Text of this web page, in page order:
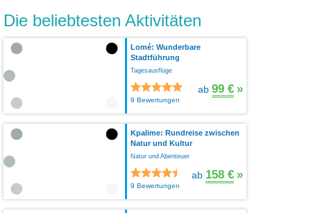
Die beliebtesten Aktivitäten
Lomé: Wunderbare
Stadtführung
Tagesausflüge
9 Bewertungen
ab 99 € »
Kpalime: Rundreise zwischen
Natur und Kultur
Natur und Abenteuer
9 Bewertungen
ab 158 € »